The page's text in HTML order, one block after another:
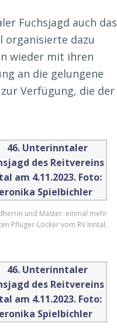
Fuchsjagd auch das
organisierte dazu
wieder mit ihren
an die gelungene
Verfügung, die der
und Master: einmal mehr
Pfluger-Löcker vom RV Inntal.